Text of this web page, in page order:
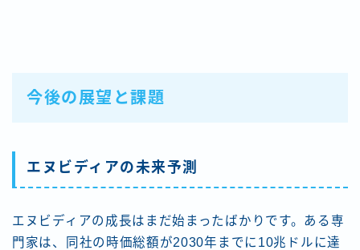
今後の展望と課題
エヌビディアの未来予測
エヌビディアの成長はまだ始まったばかりです。ある専
門家は、同社の時価総額が2030年までに10兆ドルに達